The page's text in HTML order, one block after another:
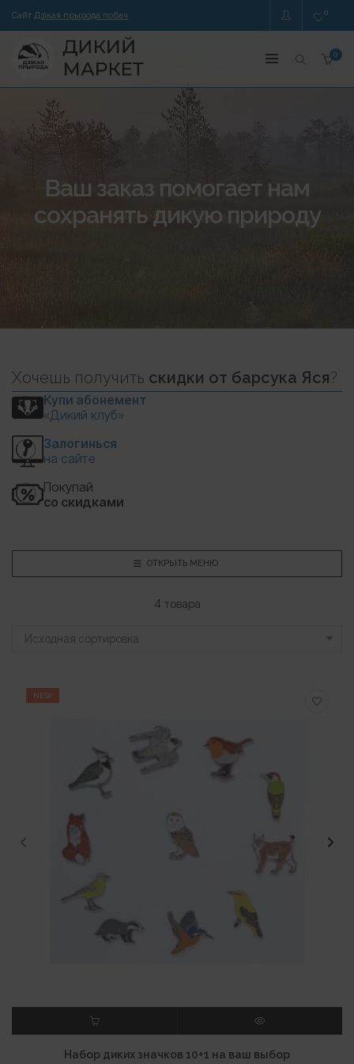
Сайт Дзікая прырода побач 0
0
Ваш заказ помогает нам
сохранять дикую природу
Хочешь получить скидки от барсука Яся?
Купи абонемент
«Дикий клуб»
Залогинься
на сайте
Покупай
со скидками
ОТКРЫТЬ МЕНЮ
4 товара
Исходная сортировка
NEW
В КОРЗИНУ ПРОСМОТР
Набор диких значков 10+1 на ваш выбор